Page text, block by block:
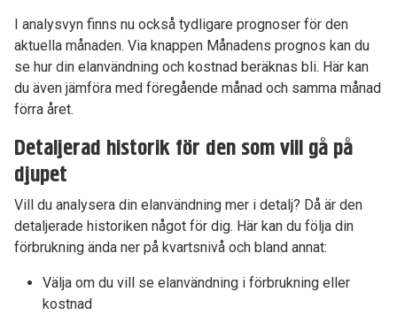
I analysvyn finns nu också tydligare prognoser för den
aktuella månaden. Via knappen Månadens prognos kan du
se hur din elanvändning och kostnad beräknas bli. Här kan
du även jämföra med föregående månad och samma månad
förra året.
Detaljerad historik för den som vill gå på
djupet
Vill du analysera din elanvändning mer i detalj? Då är den
detaljerade historiken något för dig. Här kan du följa din
förbrukning ända ner på kvartsnivå och bland annat:
Välja om du vill se elanvändning i förbrukning eller
kostnad